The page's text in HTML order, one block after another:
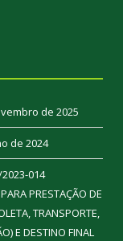
de 2025
de 2024
2023-014
PRESTAÇÃO DE
TRANSPORTE,
E DESTINO FINAL